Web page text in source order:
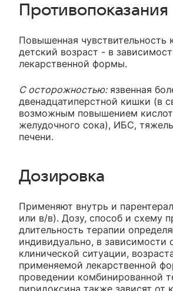
Противопоказания
Повышенная чувствительность
детский возраст - в
лекарственной формы.
С осторожностью:язвенная
двенадцатиперстной кишки (в
возможным повышением
желудочного сока), ИБС,
печени.
Дозировка
Применяют внутрь и
или в/в). Дозу, способ и схему
длительность терапии
индивидуально, в зависимости
клинической ситуации,
применяемой лекарственной
проведении комбинированной
пиридоксина также зависят от